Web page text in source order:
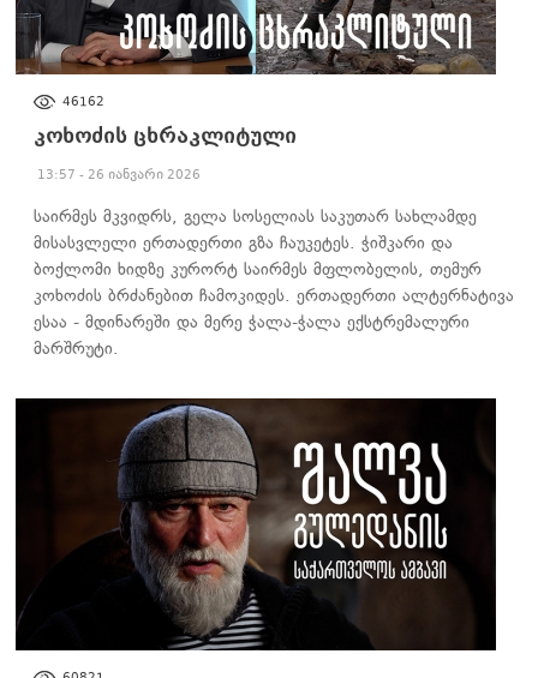
46162
კოხოძის ცხრაკლიტული
13:57 - 26 იანვარი 2026
საირმეს მკვიდრს, გელა სოსელიას საკუთარ სახლამდე
მისასვლელი ერთადერთი გზა ჩაუკეტეს. ჭიშკარი და
ბოქლომი ხიდზე კურორტ საირმეს მფლობელის, თემურ
კოხოძის ბრძანებით ჩამოკიდეს. ერთადერთი ალტერნატივა
ესაა - მდინარეში და მერე ჭალა-ჭალა ექსტრემალური
მარშრუტი.